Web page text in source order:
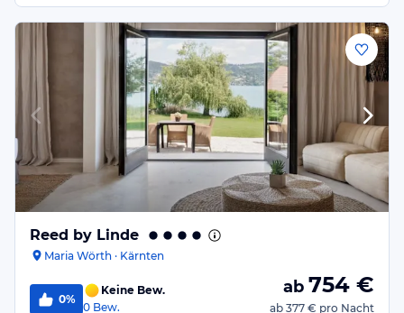
Reed by Linde
Maria Wörth · Kärnten
0%
Keine Bew.
0 Bew.
ab 754 €
ab 377 € pro Nacht